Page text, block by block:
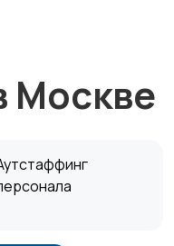
Москве